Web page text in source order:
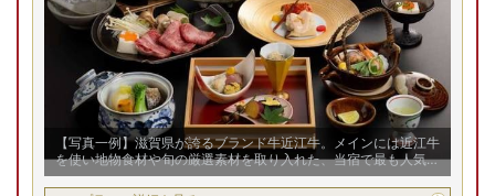
予約
【写真一例】滋賀県が誇るブランド牛近江牛。メインには近江牛
を使い地物食材や旬の厳選素材を取り入れた、当宿で最も人気の
高い特選料理【お市の舞】